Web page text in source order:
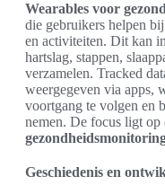
Wearables voor
die gebruikers helpen
en activiteiten. Dit kan
hartslag, stappen,
verzamelen. Tracked
weergegeven via apps,
voortgang te volgen en
nemen. De focus ligt op
Geschiedenis en